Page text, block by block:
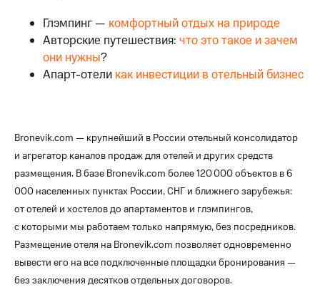
Глэмпинг — комфортный отдых на природе
Авторские путешествия: что это такое и зачем
они нужны?
Апарт-отели как инвестиции в отельный бизнес
Bronevik.com — крупнейший в России отельный консолидатор
и агрегатор каналов продаж для отелей и других средств
размещения. В базе Bronevik.com более 120 000 объектов в 6
000 населенных пунктах России, СНГ и ближнего зарубежья:
от отелей и хостелов до апартаментов и глэмпингов,
с которыми мы работаем только напрямую, без посредников.
Размещение отеля на Bronevik.com позволяет одновременно
вывести его на все подключенные площадки бронирования —
без заключения десятков отдельных договоров.